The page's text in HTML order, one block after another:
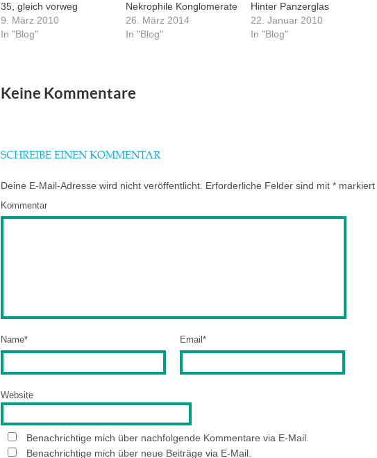
35, gleich vorweg
9. März 2010
In "Blog"
Nekrophile Konglomerate
26. März 2014
In "Blog"
Hinter Panzerglas
22. Januar 2010
In "Blog"
Keine Kommentare
SCHREIBE EINEN KOMMENTAR
Deine E-Mail-Adresse wird nicht veröffentlicht. Erforderliche Felder sind mit * markiert
Kommentar
Name* Email *
Website
Benachrichtige mich über nachfolgende Kommentare via E-Mail.
Benachrichtige mich über neue Beiträge via E-Mail.